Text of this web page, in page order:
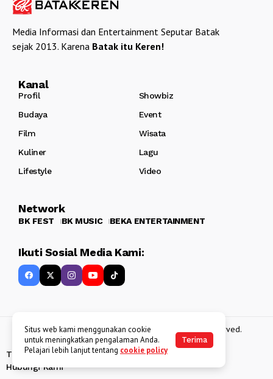
Media Informasi dan Entertainment Seputar Batak
sejak 2013. Karena Batak itu Keren!
Kanal
Profil
Showbiz
Budaya
Event
Film
Wisata
Kuliner
Lagu
Lifestyle
Video
Network
BK FEST BK MUSIC BEKA ENTERTAINMENT
Ikuti Sosial Media Kami:
Copyright 2013 - 2025BATAKKEREN . All rights reserved.
Tentang Kami Kebijakan Data Pribadi
Disclaimer
Hubungi Kami
Situs web kami menggunakan cookie
untuk meningkatkan pengalaman Anda.
Pelajari lebih lanjut tentang cookie policy
Terima